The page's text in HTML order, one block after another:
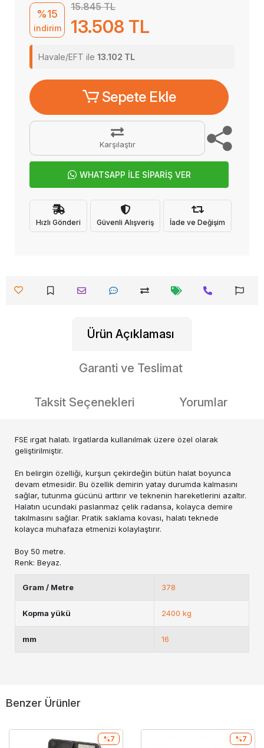
%15
indirim
15.845 TL
13.508 TL
Havale/EFT ile 13.102 TL
Sepete Ekle
Karşılaştır
WHATSAPP İLE SİPARİŞ VER
Hızlı Gönderi Güvenli Alışveriş İade ve Değişim
Ürün Açıklaması
Garanti ve Teslimat
Taksit Seçenekleri Yorumlar
FSE ırgat halatı. Irgatlarda kullanılmak üzere özel olarak
geliştirilmiştir.
En belirgin özelliği, kurşun çekirdeğin bütün halat boyunca
devam etmesidir. Bu özellik demirin yatay durumda kalmasını
sağlar, tutunma gücünü arttırır ve teknenin hareketlerini azaltır.
Halatın ucundaki paslanmaz çelik radansa, kolayca demire
takılmasını sağlar. Pratik saklama kovası, halatı teknede
kolayca muhafaza etmenizi kolaylaştırır.
Boy 50 metre.
Renk: Beyaz.
Gram / Metre 378
Kopma yükü 2400 kg
mm 16
Benzer Ürünler
%7 %7